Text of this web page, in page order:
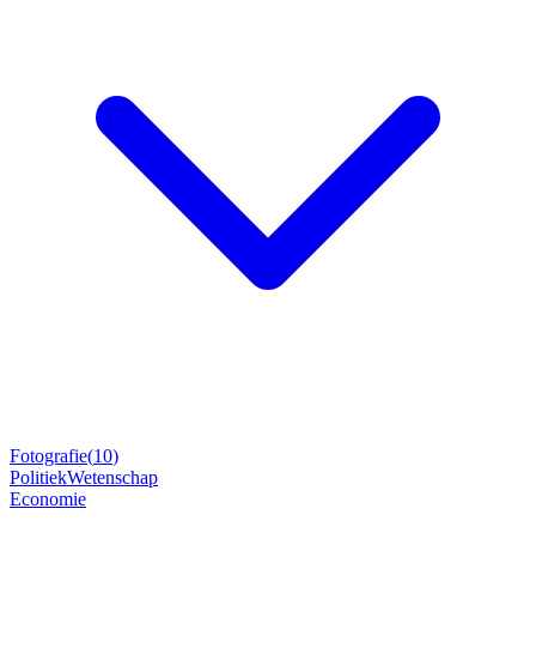
Fotografie(10)
PolitiekWetenschap
Economie